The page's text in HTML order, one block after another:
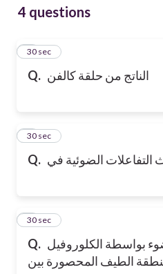
4 questions
Q. الناتج من حلقة كالفن
1
30 sec
Q. التفاعلات الضوئية في
2
30 sec
Q. بواسطة الكلوروفيل
الطيف المحصورة بين
3
30 sec